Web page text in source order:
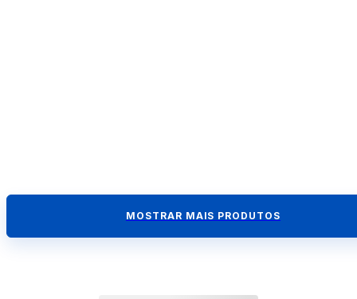
MOSTRAR MAIS PRODUTOS